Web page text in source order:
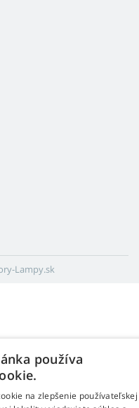
Lampy.sk
používa
na zlepšenie používateľskej